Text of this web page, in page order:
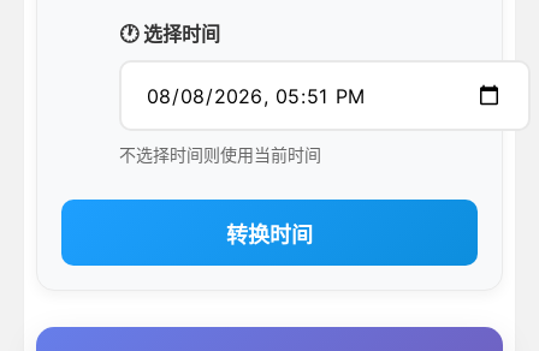
🕐 选择时间
不选择时间则使用当前时间
转换时间